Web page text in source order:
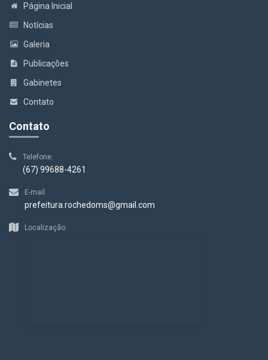
Página Inicial
Notícias
Galeria
Publicações
Gabinetes
Contato
Contato
Telefone:
(67) 99688-4261
E-mail:
prefeitura.rochedoms@gmail.com
Localização: